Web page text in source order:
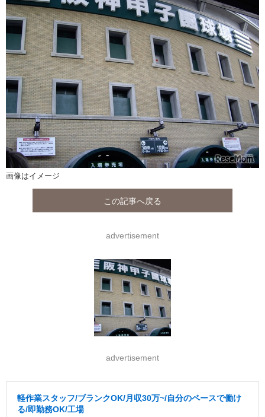
画像はイメージ
この記事へ戻る
advertisement
advertisement
軽作業スタッフ/ブランクOK/月収30万~/自分のペースで働け
る/即勤務OK/工場